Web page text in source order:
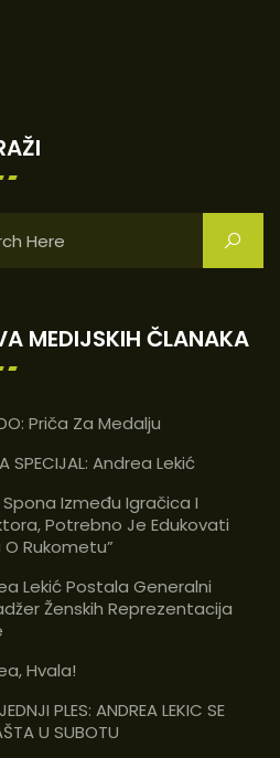
MEDIJSKIH ČLANAKA
Priča Za Medalju
SPECIJAL: Andrea Lekić
Spona Između Igračica I
Potrebno Je Edukovati
O Rukometu”
Lekić Postala Generalni
Ženskih Reprezentacija
Hvala!
PLES: ANDREA LEKIC SE
U SUBOTU